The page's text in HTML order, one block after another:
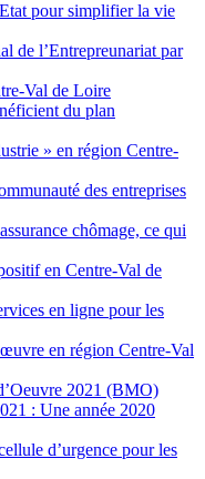
pour simplifier la vie
de l’Entrepreunariat par
Val de Loire
du plan
» en région Centre-
des entreprises
chômage, ce qui
en Centre-Val de
en ligne pour les
en région Centre-Val
2021 (BMO)
: Une année 2020
d’urgence pour les